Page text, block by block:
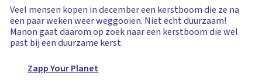
Veel mensen kopen in december een kerstboom die ze na
een paar weken weer weggooien. Niet echt duurzaam!
Manon gaat daarom op zoek naar een kerstboom die wel
past bij een duurzame kerst.
Zapp Your Planet